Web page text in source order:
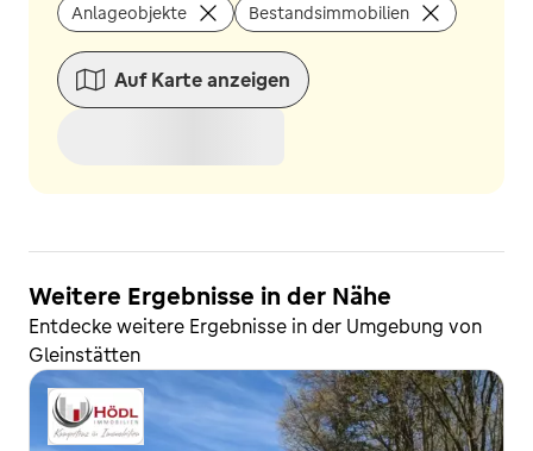
Anlageobjekte Bestandsimmobilien
Auf Karte anzeigen
Weitere Ergebnisse in der Nähe
Entdecke weitere Ergebnisse in der Umgebung von
Gleinstätten